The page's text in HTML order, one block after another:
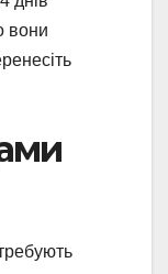
вони